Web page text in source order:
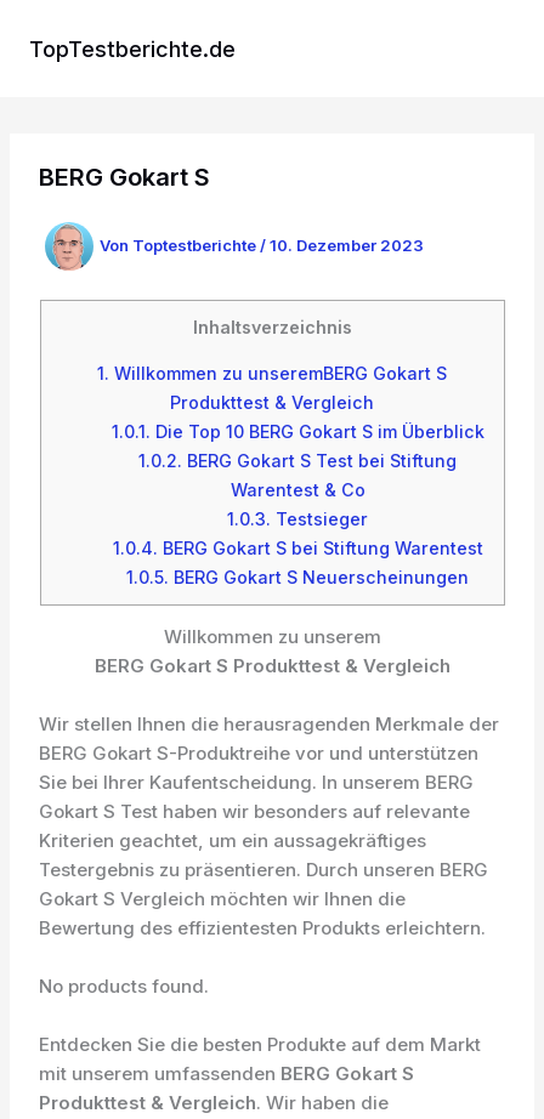
InhaltTopTestberichte.de
BERG Gokart S
Von Toptestberichte /10. Dezember 2023
Inhaltsverzeichnis
1. Willkommen zu unseremBERG Gokart S
Produkttest & Vergleich
1.0.1. Die Top 10 BERG Gokart S im Überblick
1.0.2. BERG Gokart S Test bei Stiftung
Warentest & Co
1.0.3. Testsieger
1.0.4. BERG Gokart S bei Stiftung Warentest
1.0.5. BERG Gokart S Neuerscheinungen
Willkommen zu unserem
BERG Gokart S Produkttest & Vergleich
Wir stellen Ihnen die herausragenden Merkmale der
BERG Gokart S-Produktreihe vor und unterstützen
Sie bei Ihrer Kaufentscheidung. In unserem BERG
Gokart S Test haben wir besonders auf relevante
Kriterien geachtet, um ein aussagekräftiges
Testergebnis zu präsentieren. Durch unseren BERG
Gokart S Vergleich möchten wir Ihnen die
Bewertung des effizientesten Produkts erleichtern.
No products found.
Entdecken Sie die besten Produkte auf dem Markt
mit unserem umfassenden BERG Gokart S
Produkttest & Vergleich. Wir haben die